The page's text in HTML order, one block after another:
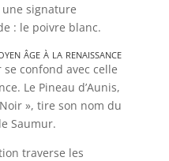
signature
: le poivre blanc.
âge à la renaissance
se confond avec celle
Le Pineau d’Aunis,
», tire son nom du
Saumur.
traverse les